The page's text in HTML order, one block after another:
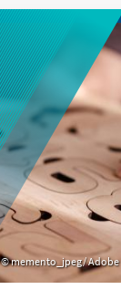
Wissenschaftler,
bewusst sein,
immer mit
verbunden
„Risikoaffinität“
memento_jpeg/ Adobe